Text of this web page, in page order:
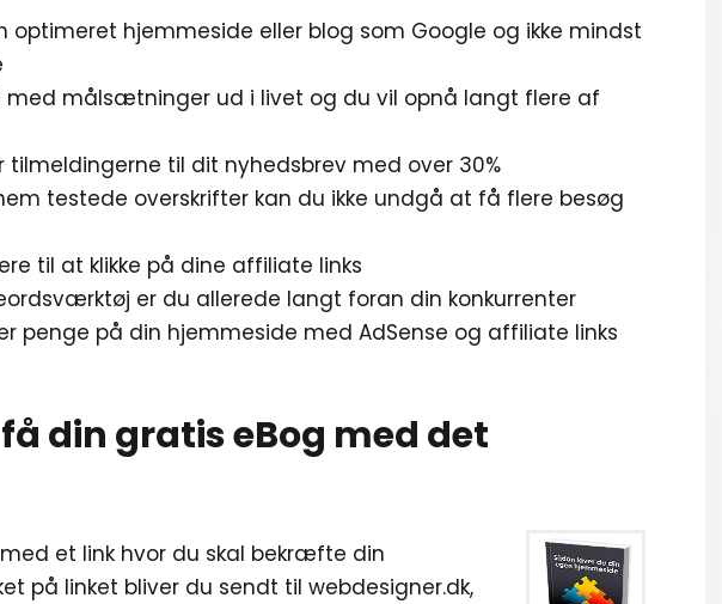
optimeret hjemmeside eller blog som Google og ikke mindst
med målsætninger ud i livet og du vil opnå langt flere af
til dit nyhedsbrev med over 30%
testede overskrifter kan du ikke undgå at få flere besøg
til at klikke på dine affiliate links
er du allerede langt foran din konkurrenter
penge på din hjemmeside med AdSense og affiliate links
din gratis eBog med det
et link hvor du skal bekræfte din
på linket bliver du sendt til webdesigner.dk,